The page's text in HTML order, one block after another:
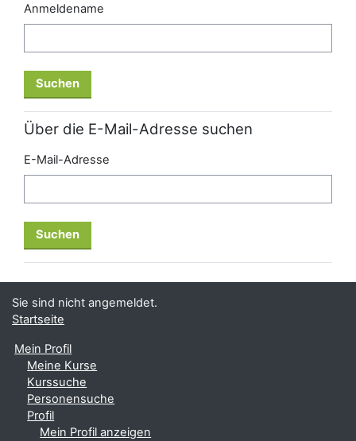
Anmeldename
Über die E-Mail-Adresse suchen
E-Mail-Adresse
Sie sind nicht angemeldet.
Startseite
Mein Profil
Meine Kurse
Kurssuche
Personensuche
Profil
Mein Profil anzeigen